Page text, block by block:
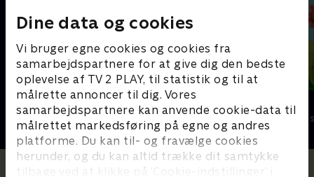
Dine data og cookies
Vi bruger egne cookies og cookies fra
samarbejdspartnere for at give dig den bedste
oplevelse af TV 2 PLAY, til statistik og til at
målrette annoncer til dig. Vores
samarbejdspartnere kan anvende cookie-data til
målrettet markedsføring på egne og andres
platforme. Du kan til- og fravælge cookies
herunder, og du kan altid trække dit samtykke
tilbage ved at klikke på ’Cookie-indstillinger’ i
Stor & Lille
Børneserier • 1 sæsoner
Lillefinger
Børneserier •